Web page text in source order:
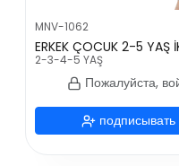
MNV-1062
ERKEK ÇOCUK 2-5 YAŞ
2-3-4-5 YAŞ
Пожалуйста,
подписывать